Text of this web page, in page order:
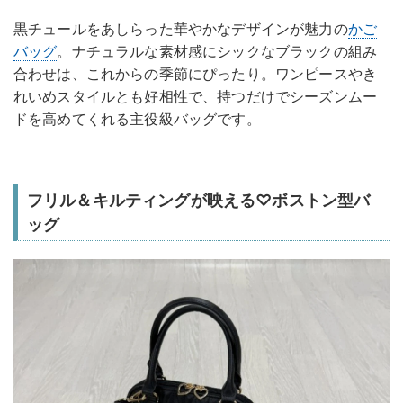
黒チュールをあしらった華やかなデザインが魅力のかご
バッグ。ナチュラルな素材感にシックなブラックの組み
合わせは、これからの季節にぴったり。ワンピースやき
れいめスタイルとも好相性で、持つだけでシーズンムー
ドを高めてくれる主役級バッグです。
フリル＆キルティングが映える♡ボストン型バ
ッグ